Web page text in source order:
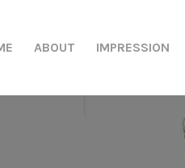
ABOUT IMPRESSION